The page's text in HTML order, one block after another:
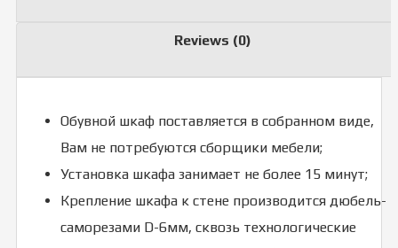
Reviews (0)
Обувной шкаф поставляется в собранном виде,
Вам не потребуются сборщики мебели;
Установка шкафа занимает не более 15 минут;
Крепление шкафа к стене производится дюбель-
саморезами D-6мм, сквозь технологические